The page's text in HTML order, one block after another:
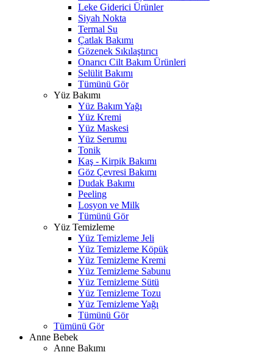
Leke Giderici Ürünler
Siyah Nokta
Termal Su
Çatlak Bakımı
Gözenek Sıkılaştırıcı
Onarıcı Cilt Bakım Ürünleri
Selülit Bakımı
Tümünü Gör
Yüz Bakımı
Yüz Bakım Yağı
Yüz Kremi
Yüz Maskesi
Yüz Serumu
Tonik
Kaş - Kirpik Bakımı
Göz Çevresi Bakımı
Dudak Bakımı
Peeling
Losyon ve Milk
Tümünü Gör
Yüz Temizleme
Yüz Temizleme Jeli
Yüz Temizleme Köpük
Yüz Temizleme Kremi
Yüz Temizleme Sabunu
Yüz Temizleme Sütü
Yüz Temizleme Tozu
Yüz Temizleme Yağı
Tümünü Gör
Tümünü Gör
Anne Bebek
Anne Bakımı